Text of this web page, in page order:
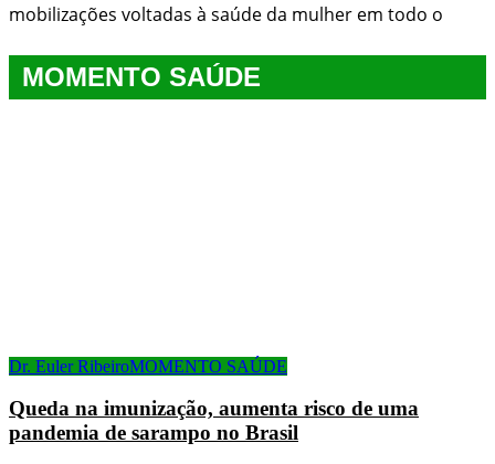
mobilizações voltadas à saúde da mulher em todo o
MOMENTO SAÚDE
Dr. Euler RibeiroMOMENTO SAÚDE
Queda na imunização, aumenta risco de uma
pandemia de sarampo no Brasil